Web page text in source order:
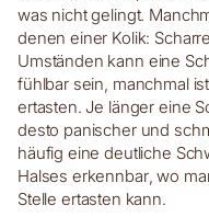
was nicht gelingt.
denen einer Kolik:
Umständen kann eine
fühlbar sein, manchmal
ertasten. Je länger eine
desto panischer und
häufig eine deutliche
Halses erkennbar, wo
Stelle ertasten kann.